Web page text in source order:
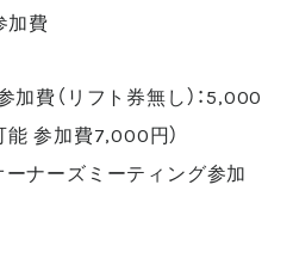
加費
費（リフト券無し）：5,000
参加費7,000円）
ーナーズミーティング参加